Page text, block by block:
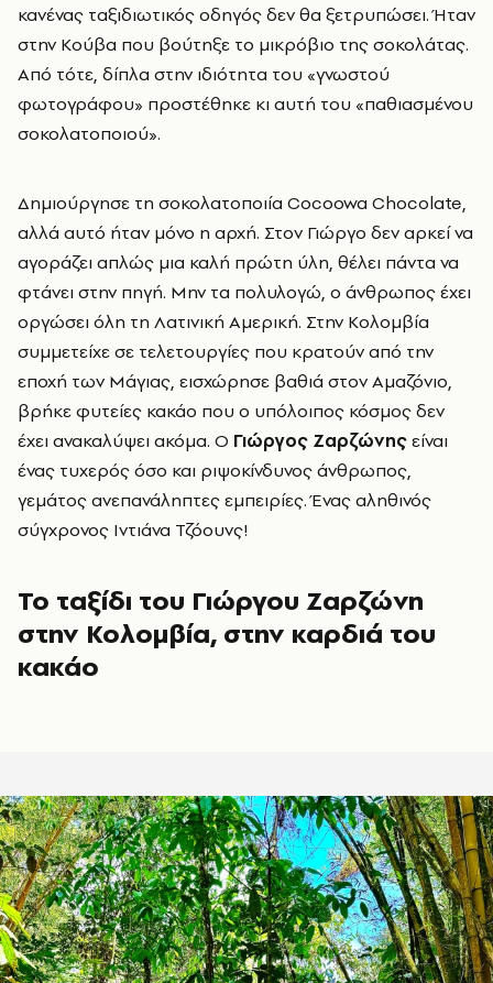
κανένας ταξιδιωτικός οδηγός δεν θα ξετρυπώσει. Ήταν
στην Κούβα που βούτηξε το μικρόβιο της σοκολάτας.
Από τότε, δίπλα στην ιδιότητα του «γνωστού
φωτογράφου» προστέθηκε κι αυτή του «παθιασμένου
σοκολατοποιού».
Δημιούργησε τη σοκολατοποιία Cocoowa Chocolate,
αλλά αυτό ήταν μόνο η αρχή. Στον Γιώργο δεν αρκεί να
αγοράζει απλώς μια καλή πρώτη ύλη, θέλει πάντα να
φτάνει στην πηγή. Μην τα πολυλογώ, ο άνθρωπος έχει
οργώσει όλη τη Λατινική Αμερική. Στην Κολομβία
συμμετείχε σε τελετουργίες που κρατούν από την
εποχή των Μάγιας, εισχώρησε βαθιά στον Αμαζόνιο,
βρήκε φυτείες κακάο που ο υπόλοιπος κόσμος δεν
έχει ανακαλύψει ακόμα. Ο Γιώργος Ζαρζώνηςείναι
ένας τυχερός όσο και ριψοκίνδυνος άνθρωπος,
γεμάτος ανεπανάληπτες εμπειρίες. Ένας αληθινός
σύγχρονος Ιντιάνα Τζόουνς!
Το ταξίδι του Γιώργου Ζαρζώνη
στην Κολομβία, στην καρδιά του
κακάο